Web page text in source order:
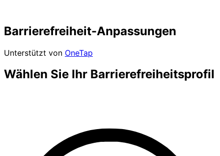
Barrierefreiheit-Anpassungen
Unterstützt von OneTap
Wählen Sie Ihr Barrierefreiheitsprofil